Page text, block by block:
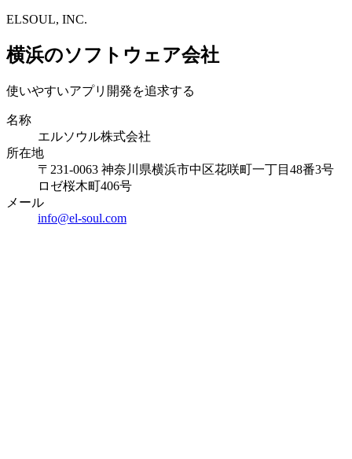
ELSOUL, INC.
横浜のソフトウェア会社
使いやすいアプリ開発を追求する
名称
エルソウル株式会社
所在地
〒231-0063 神奈川県横浜市中区花咲町一丁目48番3号
ロゼ桜木町406号
メール
info@el-soul.com